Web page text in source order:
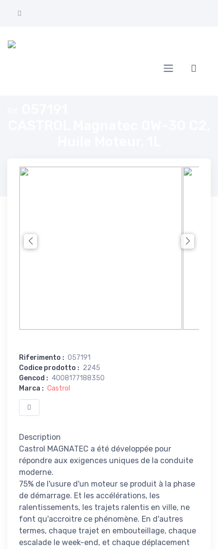
Riferimento : 057191
Codice prodotto : 2245
Gencod : 4008177188350
Marca : Castrol
Description
Castrol MAGNATEC a été développée pour
répondre aux exigences uniques de la conduite
moderne.
75% de l'usure d'un moteur se produit à la phase
de démarrage. Et les accélérations, les
ralentissements, les trajets ralentis en ville, ne
font qu'accroitre ce phénomène. En d'autres
termes, chaque trajet en embouteillage, chaque
escalade le week-end, et chaque déplacement